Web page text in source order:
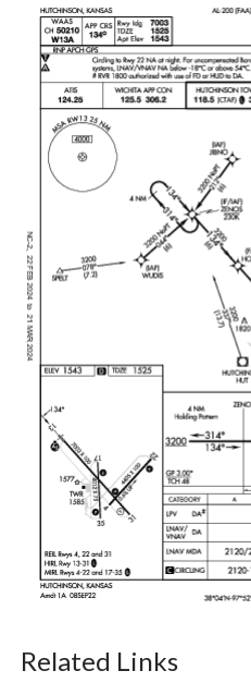
Related Links